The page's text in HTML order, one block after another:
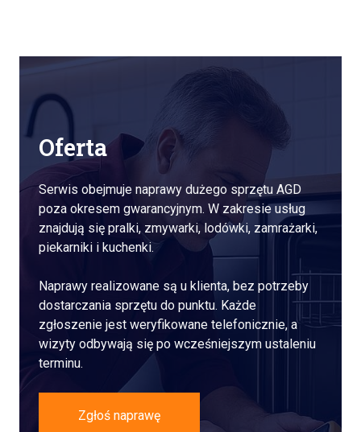
Oferta
Serwis obejmuje naprawy dużego sprzętu AGD
poza okresem gwarancyjnym. W zakresie usług
znajdują się pralki, zmywarki, lodówki, zamrażarki,
piekarniki i kuchenki.
Naprawy realizowane są u klienta, bez potrzeby
dostarczania sprzętu do punktu. Każde
zgłoszenie jest weryfikowane telefonicznie, a
wizyty odbywają się po wcześniejszym ustaleniu
terminu.
Zgłoś naprawę